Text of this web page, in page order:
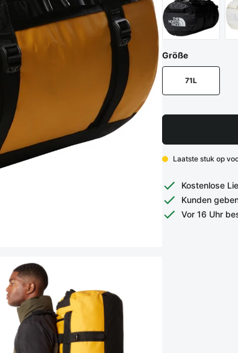
Größe
71L
Laatste stuk op
Kostenlose
Kunden
Vor 16 Uhr